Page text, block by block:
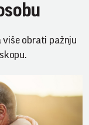
više obrati pažnju